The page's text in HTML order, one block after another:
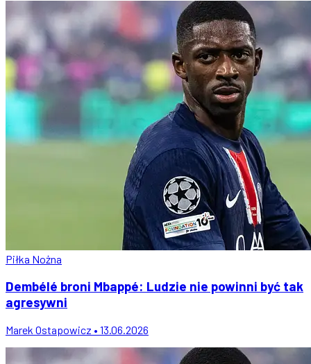
Piłka Nożna
Dembélé broni Mbappé: Ludzie nie powinni być tak
agresywni
Marek Ostapowicz • 13.06.2026